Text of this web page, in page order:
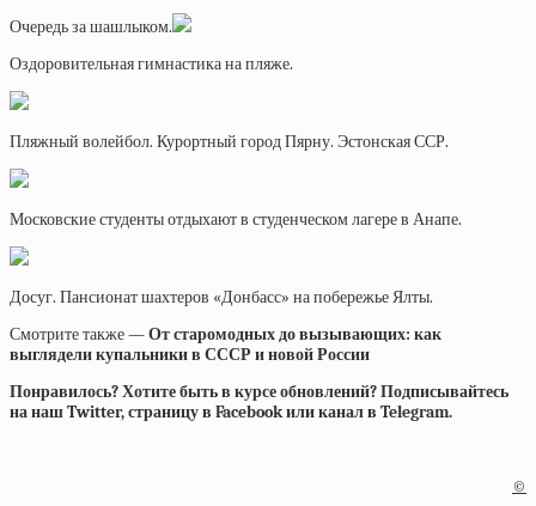
Очередь за шашлыком.
Оздоровительная гимнастика на пляже.
Пляжный волейбол. Курортный город Пярну. Эстонская ССР.
Московские студенты отдыхают в студенческом лагере в Анапе.
Досуг. Пансионат шахтеров «Донбасс» на побережье Ялты.
Смотрите также —От старомодных до вызывающих: как
выглядели купальники в СССР и новой России
Понравилось? Хотите быть в курсе обновлений? Подписывайтесь
на наш Twitter, страницу в Facebook или канал в Telegram.
©